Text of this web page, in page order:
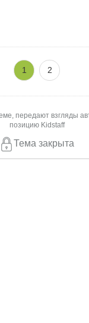
1 2
передают взгляды
позицию Kidstaff
Тема закрыта